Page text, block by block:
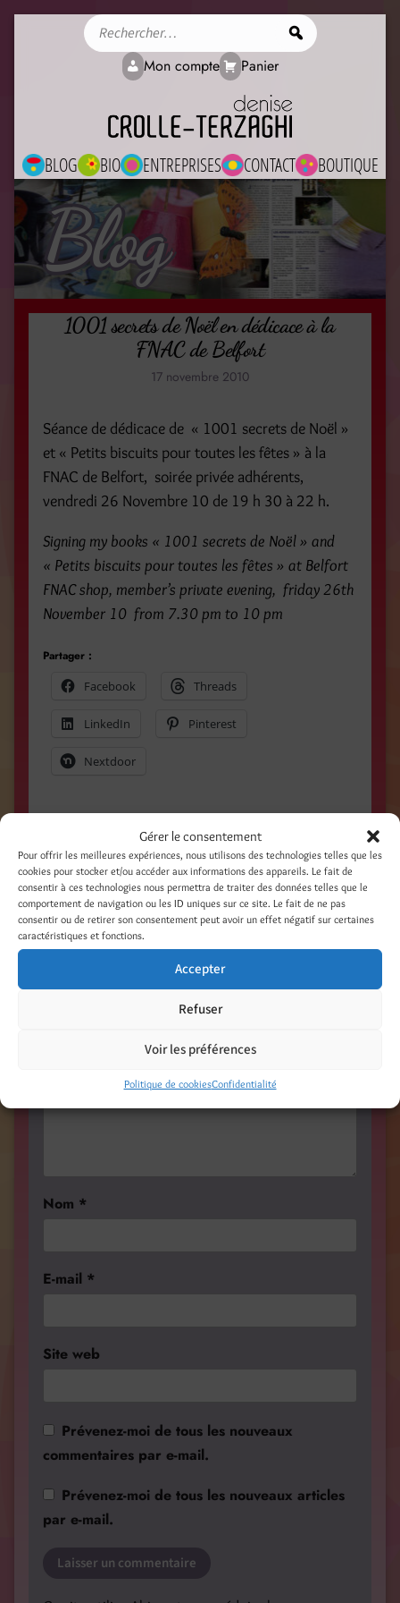
Gérer le consentement
Pour offrir les meilleures expériences, nous utilisons des technologies telles que les
cookies pour stocker et/ou accéder aux informations des appareils. Le fait de
consentir à ces technologies nous permettra de traiter des données telles que le
comportement de navigation ou les ID uniques sur ce site. Le fait de ne pas
consentir ou de retirer son consentement peut avoir un effet négatif sur certaines
caractéristiques et fonctions.
Accepter
Refuser
Voir les préférences
Politique de cookiesConfidentialité
BLOG BIO ENTREPRISES CONTACT BOUTIQUE
Mon compte Panier
Blog
1001 secrets de Noël en dédicace à la
FNAC de Belfort
17 novembre 2010
Séance de dédicace de « 1001 secrets de Noël »
et « Petits biscuits pour toutes les fêtes » à la
FNAC de Belfort, soirée privée adhérents,
vendredi 26 Novembre 10 de 19 h 30 à 22 h.
Signing my books « 1001 secrets de Noël » and
« Petits biscuits pour toutes les fêtes » at Belfort
FNAC shop, member’s private evening, friday 26th
November 10 from 7.30 pm to 10 pm
Partager :
Facebook
Threads
LinkedIn Pinterest
Nextdoor
On en parle ! Presse - Web - TV
Laisser un commentaire
Votre adresse e-mail ne sera pas publiée.
Les champs obligatoires sont indiqués avec
Nom *
E-mail *
Site web
Prévenez-moi de tous les nouveaux
commentaires par e-mail.
Prévenez-moi de tous les nouveaux articles
par e-mail.